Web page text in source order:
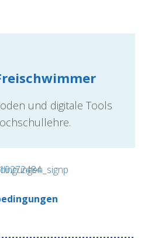
und digitale Tools